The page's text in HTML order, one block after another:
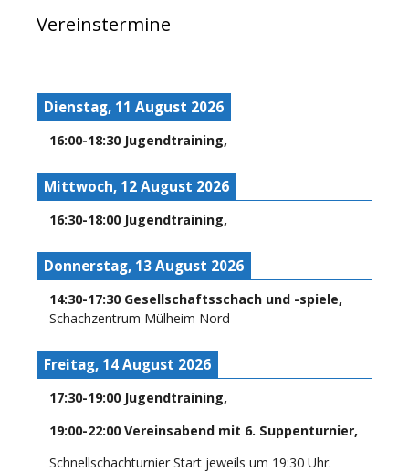
Vereinstermine
Dienstag, 11 August 2026
16:00-18:30 Jugendtraining,
Mittwoch, 12 August 2026
16:30-18:00 Jugendtraining,
Donnerstag, 13 August 2026
14:30-17:30 Gesellschaftsschach und -spiele,
Schachzentrum Mülheim Nord
Freitag, 14 August 2026
17:30-19:00 Jugendtraining,
19:00-22:00 Vereinsabend mit 6. Suppenturnier,
Schnellschachturnier Start jeweils um 19:30 Uhr.